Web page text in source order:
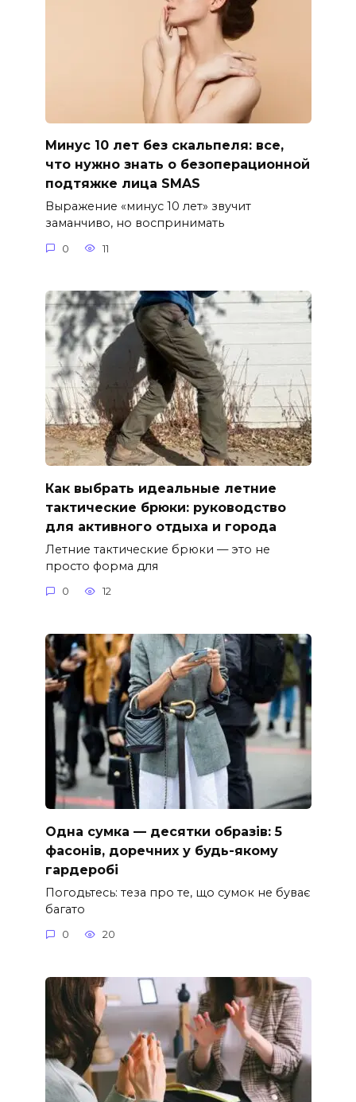
Минус 10 лет без скальпеля: все,
что нужно знать о безоперационной
подтяжке лица SMAS
Выражение «минус 10 лет» звучит
заманчиво, но воспринимать
0 11
Как выбрать идеальные летние
тактические брюки: руководство
для активного отдыха и города
Летние тактические брюки — это не
просто форма для
0 12
Одна сумка — десятки образів: 5
фасонів, доречних у будь-якому
гардеробі
Погодьтесь: теза про те, що сумок не буває
багато
0 20